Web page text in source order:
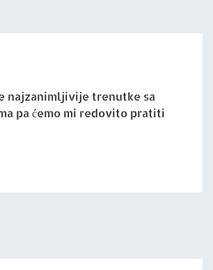
najzanimljivije trenutke sa
pa ćemo mi redovito pratiti